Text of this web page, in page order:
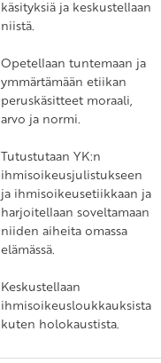
käsityksiä ja keskustellaan
niistä.
Opetellaan tuntemaan ja
ymmärtämään etiikan
peruskäsitteet moraali,
arvo ja normi.
Tutustutaan YK:n
ihmisoikeusjulistukseen
ja ihmisoikeusetiikkaan ja
harjoitellaan soveltamaan
niiden aiheita omassa
elämässä.
Keskustellaan
ihmisoikeusloukkauksista
kuten holokaustista.